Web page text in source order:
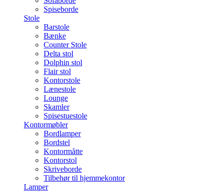
Spiseborde
Stole
Barstole
Bænke
Counter Stole
Delta stol
Dolphin stol
Flair stol
Kontorstole
Lænestole
Lounge
Skamler
Spisestuestole
Kontormøbler
Bordlamper
Bordstel
Kontormåtte
Kontorstol
Skriveborde
Tilbehør til hjemmekontor
Lamper